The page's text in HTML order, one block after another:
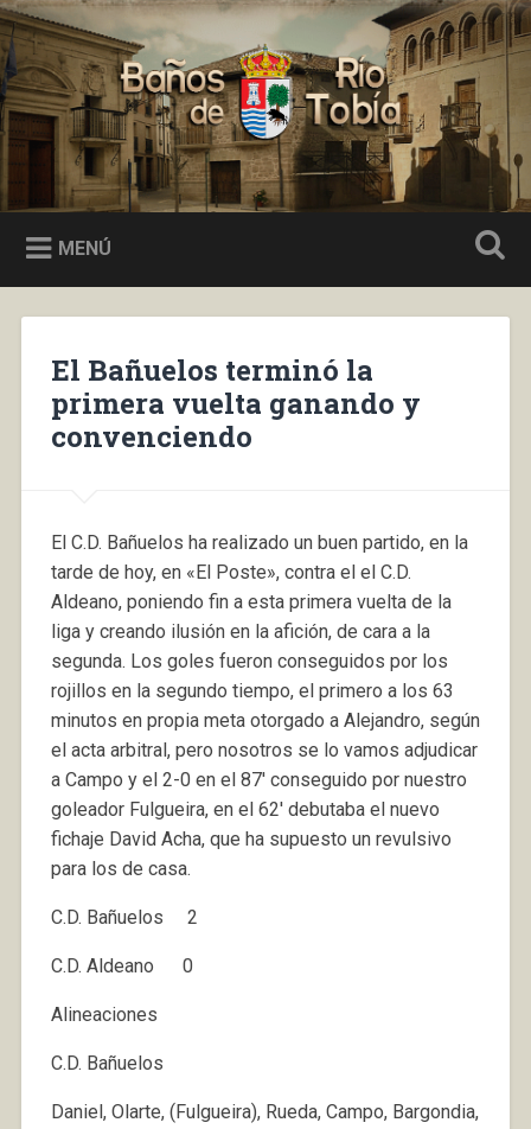
Saltar
al
contenido
Buscar
Baños de Río Tobía
MENÚ
El Bañuelos terminó la
primera vuelta ganando y
convenciendo
El C.D. Bañuelos ha realizado un buen partido, en la
tarde de hoy, en «El Poste», contra el el C.D.
Aldeano, poniendo fin a esta primera vuelta de la
liga y creando ilusión en la afición, de cara a la
segunda. Los goles fueron conseguidos por los
rojillos en la segundo tiempo, el primero a los 63
minutos en propia meta otorgado a Alejandro, según
el acta arbitral, pero nosotros se lo vamos adjudicar
a Campo y el 2-0 en el 87′ conseguido por nuestro
goleador Fulgueira, en el 62′ debutaba el nuevo
fichaje David Acha, que ha supuesto un revulsivo
para los de casa.
C.D. Bañuelos 2
C.D. Aldeano 0
Alineaciones
C.D. Bañuelos
Daniel, Olarte, (Fulgueira), Rueda, Campo, Bargondia,